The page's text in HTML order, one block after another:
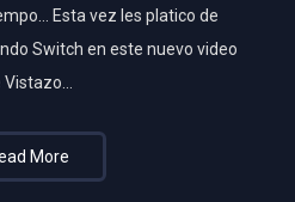
Esta vez les platico de
Switch en este nuevo video
Vistazo…
More